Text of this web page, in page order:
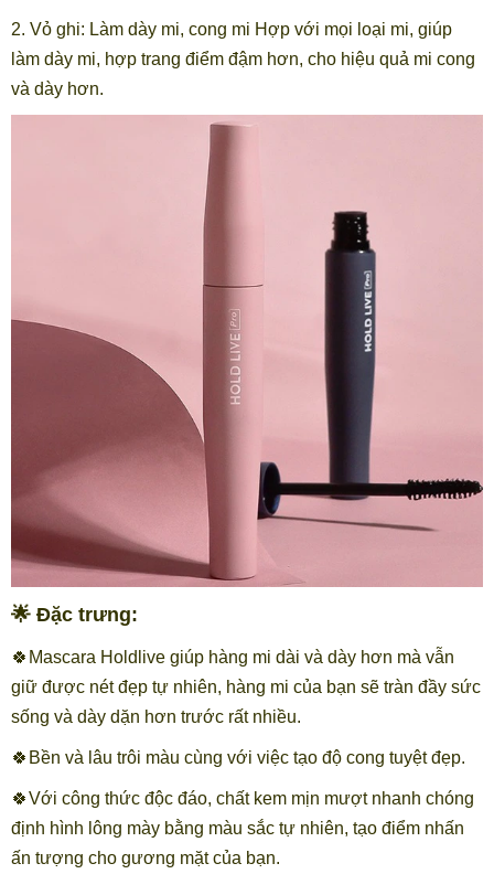
2. Vỏ ghi: Làm dày mi, cong mi Hợp với mọi loại mi, giúp
làm dày mi, hợp trang điểm đậm hơn, cho hiệu quả mi cong
và dày hơn.
🌟 Đặc trưng:
🍀Mascara Holdlive giúp hàng mi dài và dày hơn mà vẫn
giữ được nét đẹp tự nhiên, hàng mi của bạn sẽ tràn đầy sức
sống và dày dặn hơn trước rất nhiều.
🍀Bền và lâu trôi màu cùng với việc tạo độ cong tuyệt đẹp.
🍀Với công thức độc đáo, chất kem mịn mượt nhanh chóng
định hình lông mày bằng màu sắc tự nhiên, tạo điểm nhấn
ấn tượng cho gương mặt của bạn.